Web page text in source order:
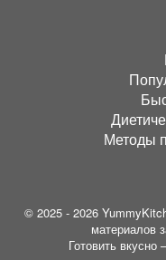
Методы
© 2025 - 2026
материалов
Готовить вкусно